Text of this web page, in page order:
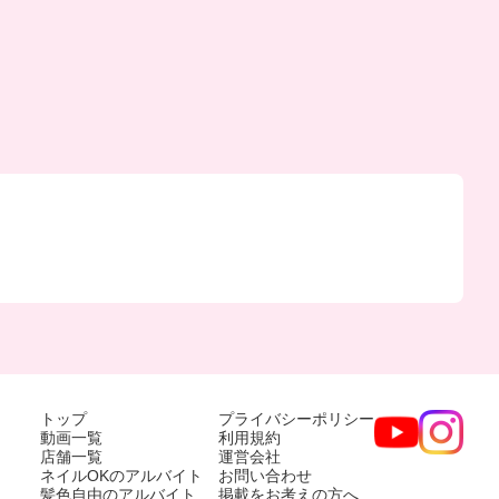
トップ
動画一覧
店舗一覧
ネイルOKのアルバイト
髪色自由のアルバイト
プライバシーポリシー
利用規約
運営会社
お問い合わせ
掲載をお考えの方へ